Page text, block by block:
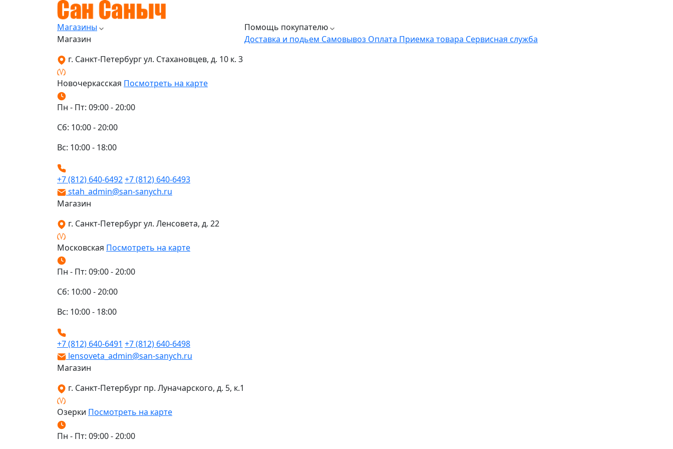
Магазины
Магазин
г. Санкт-Петербург ул. Стахановцев, д. 10 к. 3
Новочеркасская Посмотреть на карте
Пн - Пт: 09:00 - 20:00
Сб: 10:00 - 20:00
Вс: 10:00 - 18:00
+7 (812) 640-6492+7 (812) 640-6493
stah_admin@san-sanych.ru
Магазин
г. Санкт-Петербург ул. Ленсовета, д. 22
Московская Посмотреть на карте
Пн - Пт: 09:00 - 20:00
Сб: 10:00 - 20:00
Вс: 10:00 - 18:00
+7 (812) 640-6491 +7 (812) 640-6498
lensoveta_admin@san-sanych.ru
Магазин
г. Санкт-Петербург пр. Луначарского, д. 5, к.1
Озерки Посмотреть на карте
Пн - Пт: 09:00 - 20:00
Помощь покупателю
Доставка и подьем Самовывоз Оплата Приемка товара Сервисная служба